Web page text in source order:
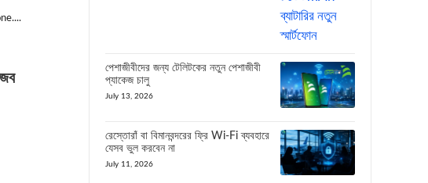
পেশাজীবীদের জন্য টেলিটকের নতুন পেশাজীবী
প্যাকেজ চালু
July 13, 2026
রেস্তোরাঁ বা বিমানবন্দরের ফ্রি Wi-Fi ব্যবহারে
যেসব ভুল করবেন না
July 11, 2026